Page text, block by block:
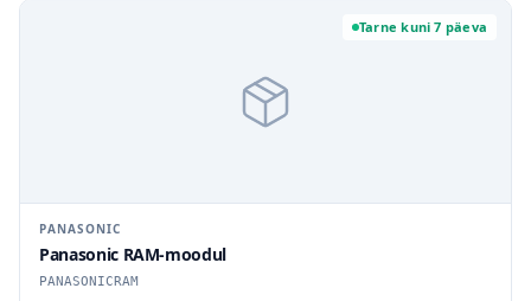
Tarne kuni 7 päeva
PANASONIC
Panasonic RAM-moodul
PANASONICRAM